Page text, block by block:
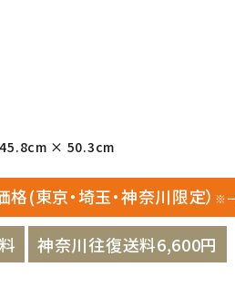
45.8cm × 50.3cm
格(東京・埼玉・神奈川限定） ※
神奈川往復送料6,600円